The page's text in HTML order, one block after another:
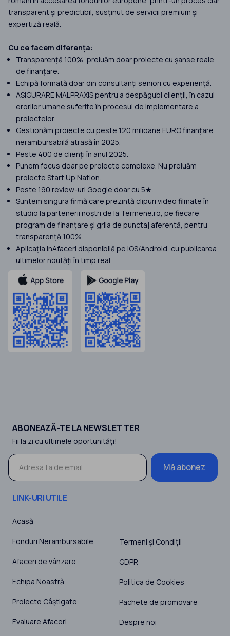
transparent și predictibil, susținut de servicii premium și
expertiză reală.
Cu ce facem diferența:
Transparență 100%, preluăm doar proiecte cu șanse reale
de finanțare.
Echipă formată doar din consultanți seniori cu experiență.
ASIGURARE MALPRAXIS pentru a despăgubi clienții, în cazul
erorilor umane suferite în procesul de implementare a
proiectelor.
Gestionăm proiecte cu peste 120 milioane EURO finanțare
nerambursabilă atrasă în 2025.
Peste 400 de clienți în anul 2025.
Punem focus doar pe proiecte complexe. Nu preluăm
proiecte Start Up Nation.
Peste 190 review-uri Google doar cu 5★.
Suntem singura firmă care prezintă clipuri video filmate în
studio la partenerii noștri de la Termene.ro, pe fiecare
program de finanțare și grila de punctaj aferentă, pentru
transparență 100%.
Aplicația InAfaceri disponibilă pe IOS/Android, cu publicarea
ultimelor noutăți în timp real.
ABONEAZĂ-TE LA NEWSLETTER
Fii la zi cu ultimele oportunităţi!
Mă abonez
LINK-URI UTILE
Acasă
Fonduri Nerambursabile
Afaceri de vânzare
Echipa Noastră
Proiecte Câștigate
Evaluare Afaceri
Termeni şi Condiţii
GDPR
Politica de Cookies
Pachete de promovare
Despre noi